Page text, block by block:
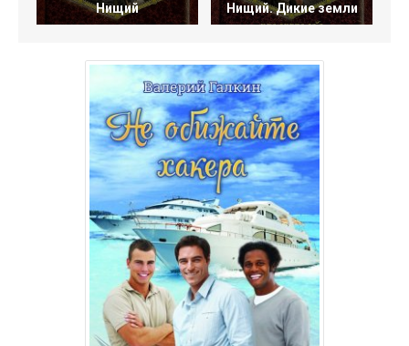
Нищий Нищий. Дикие земли